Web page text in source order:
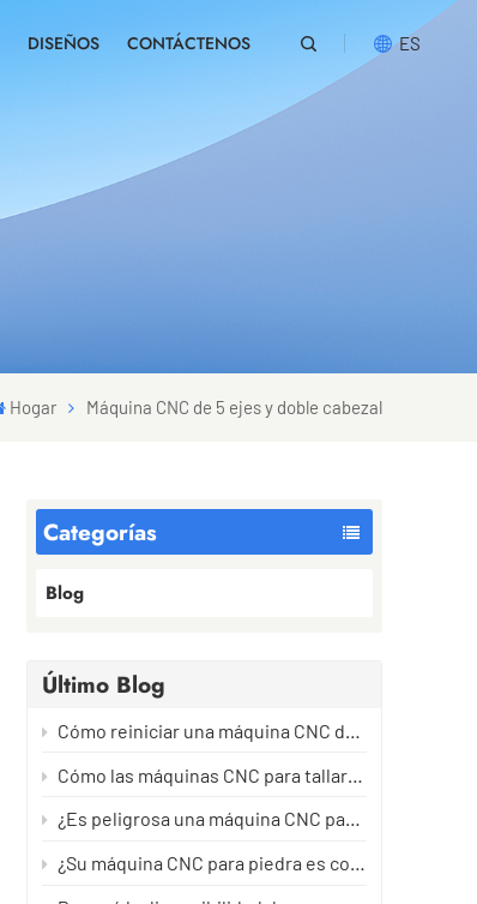
DISEÑOS CONTÁCTENOS ES
العربية
Hogar Máquina CNC de 5 ejes y doble cabezal
Categorías
Blog
Último Blog
Cómo reiniciar una máquina CNC de piedra después de un largo período de inactividad sin dañarla.
Cómo las máquinas CNC para tallar piedra crean trayectorias de herramienta: del diseño al tallado de precisión.
¿Es peligrosa una máquina CNC para tallar piedra? La guía de seguridad que todo operario debería leer.
¿Su máquina CNC para piedra es compatible con mi idioma? Todo lo que necesita saber.